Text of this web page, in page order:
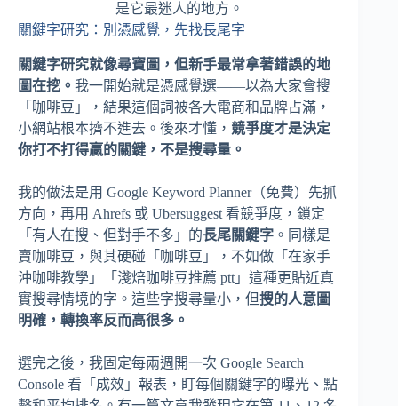
是它最迷人的地方。
關鍵字研究：別憑感覺，先找長尾字
關鍵字研究就像尋寶圖，但新手最常拿著錯誤的地
圖在挖。 我一開始就是憑感覺選——以為大家會搜
「咖啡豆」，結果這個詞被各大電商和品牌占滿，
小網站根本擠不進去。後來才懂， 競爭度才是決定
你打不打得贏的關鍵，不是搜尋量。
我的做法是用 Google Keyword Planner（免費）先抓
方向，再用 Ahrefs 或 Ubersuggest 看競爭度，鎖定
「有人在搜、但對手不多」的長尾關鍵字 。同樣是
賣咖啡豆，與其硬碰「咖啡豆」，不如做「在家手
沖咖啡教學」「淺焙咖啡豆推薦 ptt」這種更貼近真
實搜尋情境的字。這些字搜尋量小，但搜的人意圖
明確，轉換率反而高很多。
選完之後，我固定每兩週開一次 Google Search
Console 看「成效」報表，盯每個關鍵字的曝光、點